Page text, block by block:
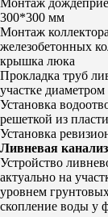
Монтаж
300*300 мм
Монтаж
железобетонных
крышка люка
Прокладка труб
участке
Установка
решеткой из
Установка
Ливневая
Устройство
актуально на
уровнем
скопление воды у